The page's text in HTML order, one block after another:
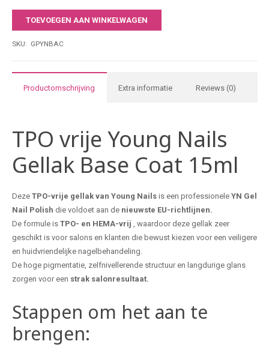
15 ml salonformaat & ideaal voor intensief gebruik in
Nails
TOEVOEGEN AAN WINKELWAGEN
SKU: GPYNBAC
Productomschrijving Extra informatie Reviews (0)
TPO vrije Young Nails
Gellak Base Coat 15ml
Deze TPO-vrije gellak van Young Nailsis een professionele YN Gel
Nail Polish die voldoet aan de nieuwste EU-richtlijnen.
De formule is TPO- en HEMA-vrij , waardoor deze gellak zeer
geschikt is voor salons en klanten die bewust kiezen voor een veiligere
en huidvriendelijke nagelbehandeling.
De hoge pigmentatie, zelfnivellerende structuur en langdurige glans
zorgen voor een strak salonresultaat.
Stappen om het aan te
brengen: